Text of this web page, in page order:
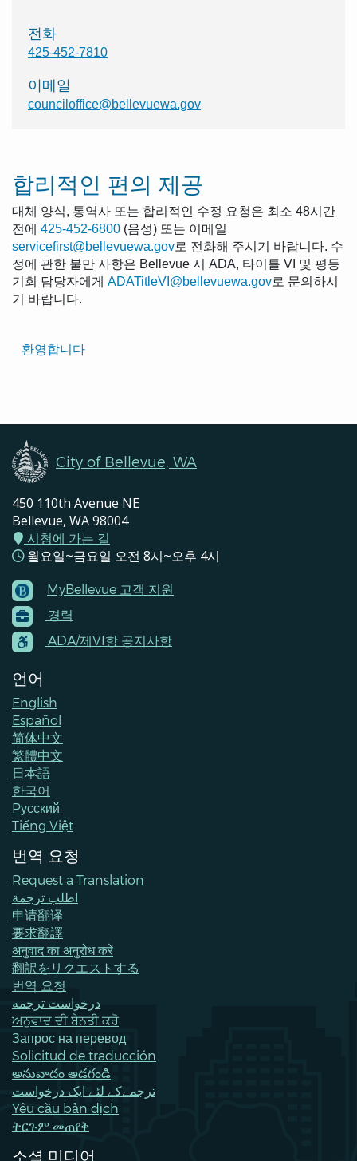
Translated
환영합니다
전화
425-452-7810
이메일
counciloffice@bellevuewa.gov
합리적인 편의 제공
대체 양식, 통역사 또는 합리적인 수정 요청은 최소 48시간
전에 425-452-6800 (음성) 또는 이메일
servicefirst@bellevuewa.gov로 전화해 주시기 바랍니다. 수
정에 관한 불만 사항은 Bellevue 시 ADA, 타이틀 VI 및 평등
기회 담당자에게 ADATitleVI@bellevuewa.gov로 문의하시
기 바랍니다.
City of Bellevue, WA
450 110th Avenue NE
Bellevue, WA 98004
시청에 가는 길
월요일~금요일 오전 8시~오후 4시
Footer
Menu
Contacts
MyBellevue 고객 지원
경력
ADA/제VI항 공지사항
언어
English
Español
简体中文
繁體中文
日本語
한국어
Pусский
Tiếng Việt
번역 요청
Request a Translation
اطلب ترجمة
申请翻译
要求翻譯
अनुवाद का अनुरोध करें
翻訳をリクエストする
번역 요청
درخواست ترجمه
ਅਨੁਵਾਦ ਦੀ ਬੇਨਤੀ ਕਰੋ
Запрос на перевод
Solicitud de traducción
అనువాదం అడగండి
ترجمےکے لئے ایک درخواست
Yêu cầu bản dịch
ትርጉም መጠየቅ
소셜 미디어